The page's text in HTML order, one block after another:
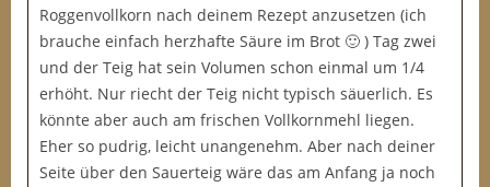
Roggenvollkorn nach deinem Rezept anzusetzen (ich
brauche einfach herzhafte Säure im Brot 🙂 ) Tag zwei
und der Teig hat sein Volumen schon einmal um 1/4
erhöht. Nur riecht der Teig nicht typisch säuerlich. Es
könnte aber auch am frischen Vollkornmehl liegen.
Eher so pudrig, leicht unangenehm. Aber nach deiner
Seite über den Sauerteig wäre das am Anfang ja noch